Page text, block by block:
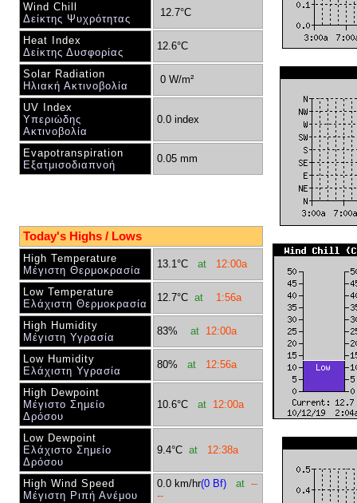
Wind Chill
Δείκτης Ψυχρότητας
12.7°C
Heat Index
Δείκτης Δυσφορίας
12.6°C
Solar Radiation
Ηλιακή Ακτινοβολία
0 W/m²
UV Index
Υπεριώδης
Ακτινοβολία
0.0 index
Evapotranspiration
Εξατμισοδιαπνοή
0.05 mm
Today's Highs / Lows
High Temperature
Μέγιστη Θερμοκρασία
13.1°C at 12:00a
Low Temperature
Ελάχιστη Θερμοκρασία
12.7°C at 1:56a
High Humidity
Μέγιστη Υγρασία
83% at 12:00a
Low Humidity
Ελάχιστη Υγρασία
80% at 12:56a
High Dewpoint
Μέγιστο Σημείο
Δρόσου
10.6°C at 12:00a
Low Dewpoint
Ελάχιστο Σημείο
Δρόσου
9.4°C at 12:38a
High Wind Speed
Μέγιστη Ριπή Ανέμου
0.0 km/hr(0 Bf) at --
--